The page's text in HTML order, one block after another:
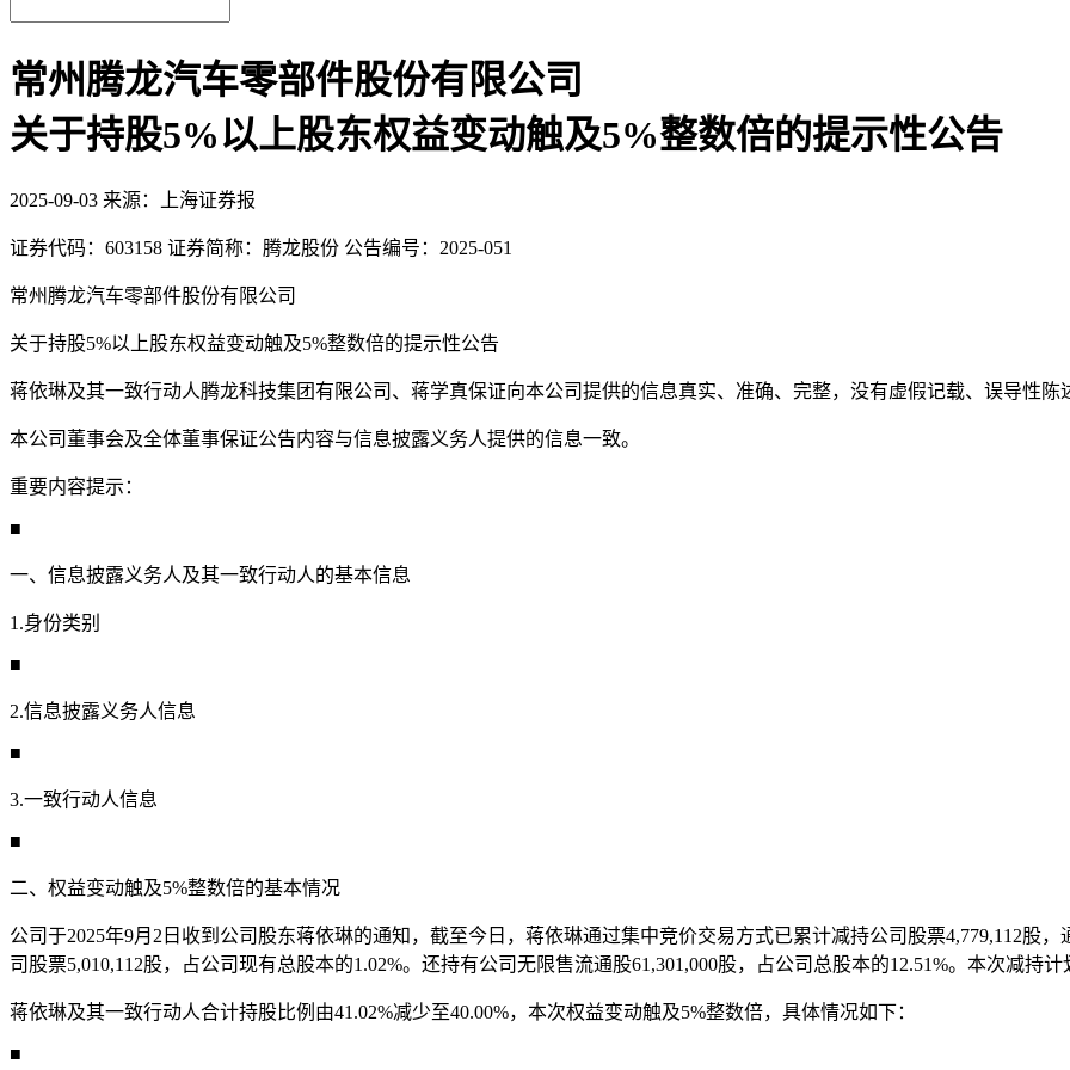
常州腾龙汽车零部件股份有限公司
关于持股5%以上股东权益变动触及5%整数倍的提示性公告
2025-09-03 来源：上海证券报
证券代码：603158 证券简称：腾龙股份 公告编号：2025-051
常州腾龙汽车零部件股份有限公司
关于持股5%以上股东权益变动触及5%整数倍的提示性公告
蒋依琳及其一致行动人腾龙科技集团有限公司、蒋学真保证向本公司提供的信息真实、准确、完整，没有虚假记载、误导性陈
本公司董事会及全体董事保证公告内容与信息披露义务人提供的信息一致。
重要内容提示：
■
一、信息披露义务人及其一致行动人的基本信息
1.身份类别
■
2.信息披露义务人信息
■
3.一致行动人信息
■
二、权益变动触及5%整数倍的基本情况
公司于2025年9月2日收到公司股东蒋依琳的通知，截至今日，蒋依琳通过集中竞价交易方式已累计减持公司股票4,779,112股
司股票5,010,112股，占公司现有总股本的1.02%。还持有公司无限售流通股61,301,000股，占公司总股本的12.51%。本次减持计
蒋依琳及其一致行动人合计持股比例由41.02%减少至40.00%，本次权益变动触及5%整数倍，具体情况如下：
■